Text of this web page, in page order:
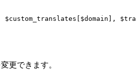
更できます。